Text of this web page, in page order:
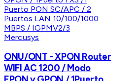
Mercusys
ONU/ONT - XPON Router
WIFI AC 1200 / Modo